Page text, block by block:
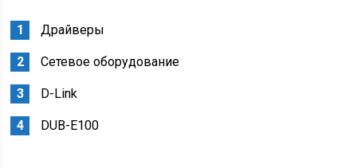
Драйверы
Сетевое оборудование
D-Link
DUB-E100